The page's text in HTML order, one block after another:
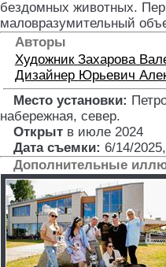
бездомных животных.
маловразумительный
Авторы
Художник Захарова
Дизайнер Юрьевич
Место установки:
набережная, север.
Открыт в июле 2024
Дата съемки: 6/14/
Дополнительные